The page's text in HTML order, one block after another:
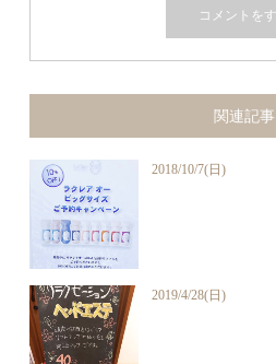
関連記事
2018/10/7(日)
2019/4/28(日)